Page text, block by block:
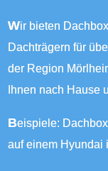
Wir bieten Dachboxen von 370 bis 640 Liter Volumen mit
Dachträgern für
der Region
Ihnen nach Hause
Beispiele: Dachbox mit 530 Liter Volumen, von uns montiert
auf einem Hyundai